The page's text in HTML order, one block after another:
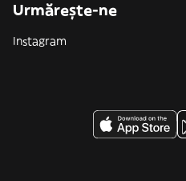
Urmărește-ne
Instagram